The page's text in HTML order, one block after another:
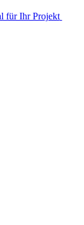
für Ihr Projekt